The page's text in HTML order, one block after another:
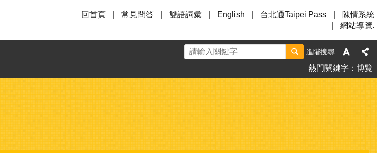
回首頁
常見問答 雙語詞彙 English 台北通Taipei Pass
陳情系統
網站導覽.
進階搜尋
熱門關鍵字 博覽